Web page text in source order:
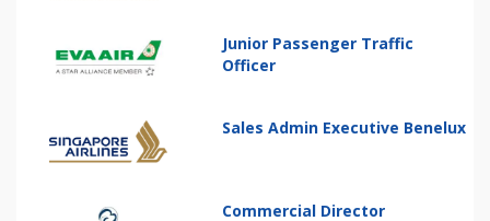
Junior Passenger Traffic
Officer
Sales Admin Executive Benelux
Commercial Director